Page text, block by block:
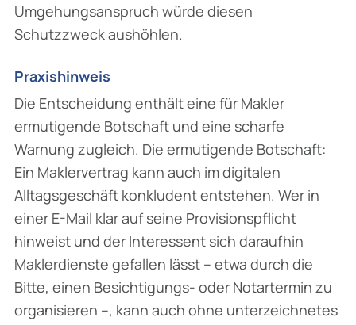
Umgehungsanspruch würde diesen
Schutzzweck aushöhlen.
Praxishinweis
Die Entscheidung enthält eine für Makler
ermutigende Botschaft und eine scharfe
Warnung zugleich. Die ermutigende Botschaft:
Ein Maklervertrag kann auch im digitalen
Alltagsgeschäft konkludent entstehen. Wer in
einer E-Mail klar auf seine Provisionspflicht
hinweist und der Interessent sich daraufhin
Maklerdienste gefallen lässt – etwa durch die
Bitte, einen Besichtigungs- oder Notartermin zu
organisieren –, kann auch ohne unterzeichnetes